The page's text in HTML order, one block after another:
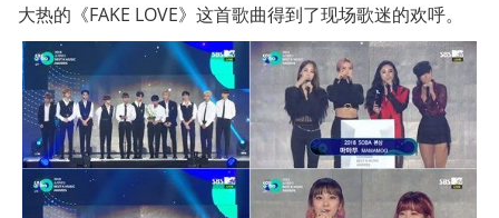
大热的《FAKE LOVE》这首歌曲得到了现场歌迷的欢呼。